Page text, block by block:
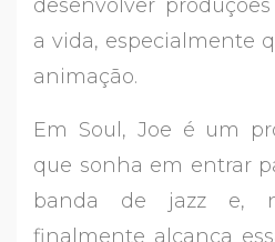
desenvolver
a vida, especialmente
animação.
Em Soul, Joe é um
que sonha em entrar
banda de jazz e,
finalmente alcança